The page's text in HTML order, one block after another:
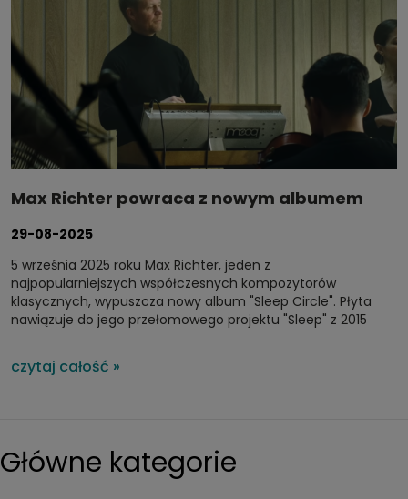
Max Richter powraca z nowym albumem
29-08-2025
5 września 2025 roku Max Richter, jeden z
najpopularniejszych współczesnych kompozytorów
klasycznych, wypuszcza nowy album "Sleep Circle". Płyta
nawiązuje do jego przełomowego projektu "Sleep" z 2015
czytaj całość »
Główne kategorie